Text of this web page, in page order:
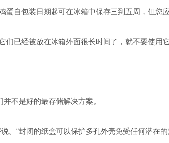
蛋自包装日期起可在冰箱中保存三到五周，但您
们已经被放在冰箱外面很长时间了，就不要使用
不是好的最存储解决方案。
。“封闭的纸盒可以保护多孔外壳免受任何潜在